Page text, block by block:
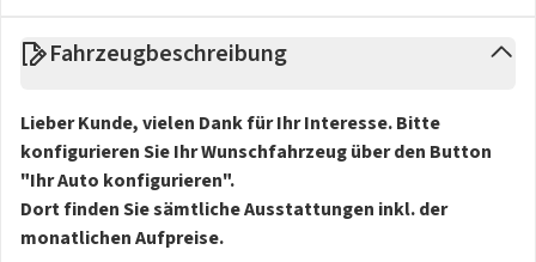
Fahrzeugbeschreibung
Lieber Kunde, vielen Dank für Ihr Interesse. Bitte
konfigurieren Sie Ihr Wunschfahrzeug über den Button
"Ihr Auto konfigurieren".
Dort finden Sie sämtliche Ausstattungen inkl. der
monatlichen Aufpreise.